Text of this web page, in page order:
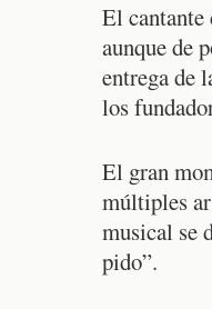
El cantante
aunque de
entrega de
los
El gran
múltiples
musical se
pido”.